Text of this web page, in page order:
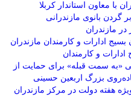
با معاون استاندار کربلا
بانوی مازندرانی
مازندران
ادارات و کارمندان مازندران
و کارمندان
«به سمت قبله» برای حمایت از
بزرگ اربعین حسینی